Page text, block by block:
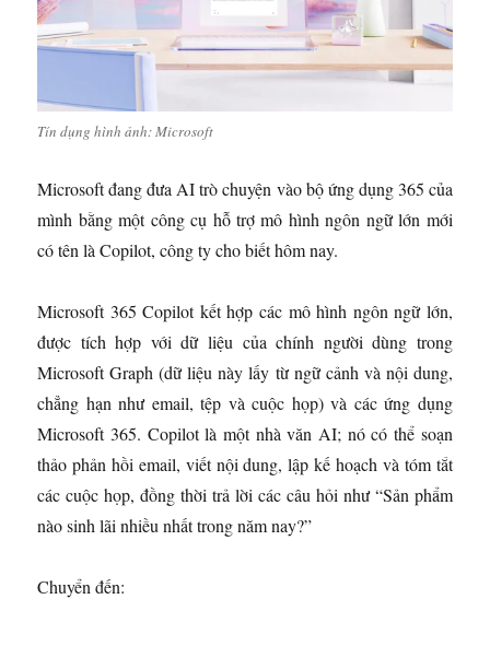
Tín dụng hình ảnh: Microsoft
Microsoft đang đưa AI trò chuyện vào bộ ứng dụng 365 của
mình bằng một công cụ hỗ trợ mô hình ngôn ngữ lớn mới
có tên là Copilot, công ty cho biết hôm nay.
Microsoft 365 Copilot kết hợp các mô hình ngôn ngữ lớn,
được tích hợp với dữ liệu của chính người dùng trong
Microsoft Graph (dữ liệu này lấy từ ngữ cảnh và nội dung,
chẳng hạn như email, tệp và cuộc họp) và các ứng dụng
Microsoft 365. Copilot là một nhà văn AI; nó có thể soạn
thảo phản hồi email, viết nội dung, lập kế hoạch và tóm tắt
các cuộc họp, đồng thời trả lời các câu hỏi như “Sản phẩm
nào sinh lãi nhiều nhất trong năm nay?”
Chuyển đến: